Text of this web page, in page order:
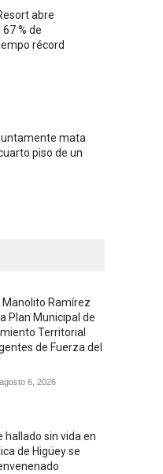
abre
% de
récord
mata
piso de un
Manolito Ramírez
Plan Municipal de
Territorial
de Fuerza del
agosto 6, 2026
hallado sin vida en
de Higüey se